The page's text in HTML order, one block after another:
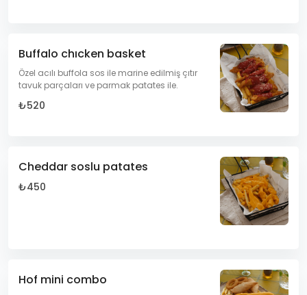
Buffalo chıcken basket
Özel acılı buffola sos ile marine edilmiş çıtır
tavuk parçaları ve parmak patates ile.
₺520
Cheddar soslu patates
₺450
Hof mini combo